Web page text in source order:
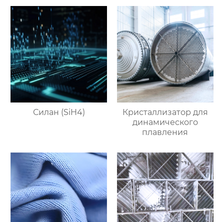
Силан (SiH4)
Кристаллизатор для
динамического
плавления